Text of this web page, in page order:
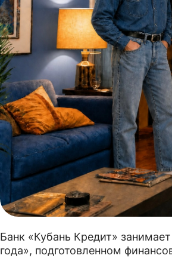
Банк «Кубань Кредит»
года», подготовленном